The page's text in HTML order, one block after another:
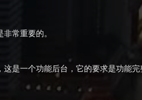
常重要的。
是一个功能后台，它的要求是功能完